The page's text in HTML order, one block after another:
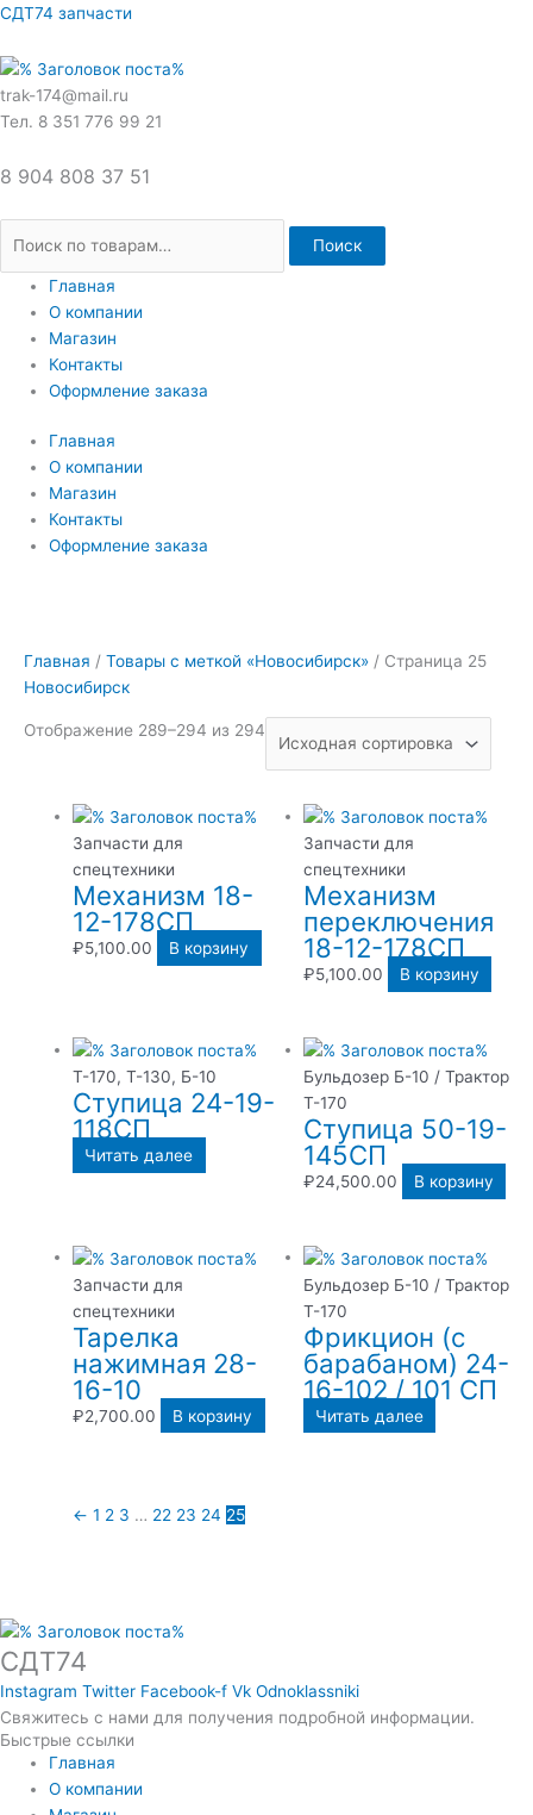
Перейти
содержимому
СДТ74 запчасти
trak-174@mail.ru
Тел. 8 351 776 99 21
8 904 808 37 51
Искать:
Поиск
Главная
О компании
Магазин
Контакты
Оформление заказа
Главная
О компании
Магазин
Контакты
Оформление заказа
Главная / Товары с меткой «Новосибирск» / Страница 25
Новосибирск
Отображение 289–294 из 294
Запчасти для
спецтехники
Механизм 18-
12-178СП
₽5,100.00 В корзину
Запчасти для
спецтехники
Механизм
переключения
18-12-178СП
₽5,100.00 В корзину
Т-170, Т-130, Б-10
Ступица 24-19-
118СП
Читать далее
Бульдозер Б-10 / Трактор
Т-170
Ступица 50-19-
145СП
₽24,500.00 В корзину
Запчасти для
спецтехники
Тарелка
нажимная 28-
16-10
₽2,700.00 В корзину
Бульдозер Б-10 / Трактор
Т-170
Фрикцион (с
барабаном) 24-
16-102 / 101 СП
Читать далее
← 1 2 3 … 22 23 24 25
СДТ74
Instagram Twitter Facebook-f Vk Odnoklassniki
Свяжитесь с нами для получения подробной информации.
Быстрые ссылки
Главная
О компании